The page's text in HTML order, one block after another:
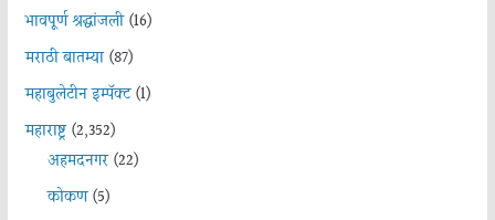
भावपूर्ण श्रद्धांजली(16)
मराठी बातम्या(87)
महाबुलेटीन इम्पॅक्ट(1)
महाराष्ट्र(2,352)
अहमदनगर(22)
कोकण(5)